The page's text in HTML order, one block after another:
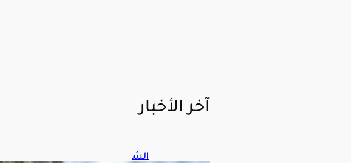
آخر الأخبار
الش